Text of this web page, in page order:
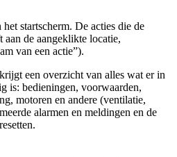
startscherm. De acties die de
aan de aangeklikte locatie,
van een actie”).
een overzicht van alles wat er in
is: bedieningen, voorwaarden,
motoren en andere (ventilatie,
alarmen en meldingen en de